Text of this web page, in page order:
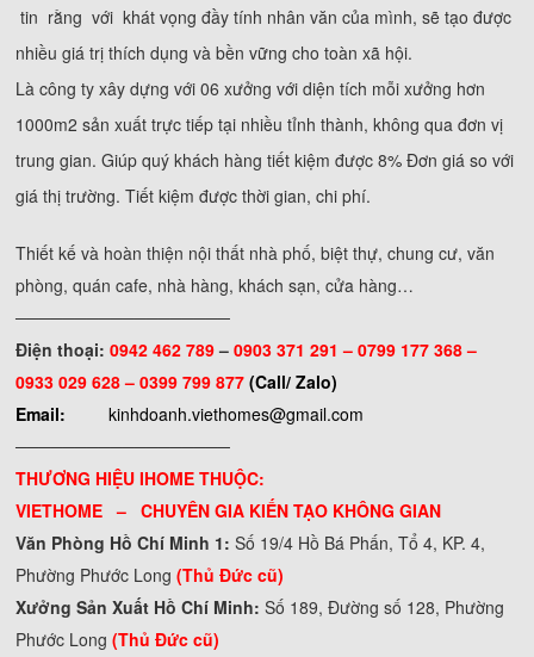
tin rằng với khát vọng đầy tính nhân văn của mình, sẽ tạo được
nhiều giá trị thích dụng và bền vững cho toàn xã hội.
Là công ty xây dựng với 06 xưởng với diện tích mỗi xưởng hơn
1000m2 sản xuất trực tiếp tại nhiều tỉnh thành, không qua đơn vị
trung gian. Giúp quý khách hàng tiết kiệm được 8% Đơn giá so với
giá thị trường. Tiết kiệm được thời gian, chi phí.
Thiết kế và hoàn thiện nội thất nhà phố, biệt thự, chung cư, văn
phòng, quán cafe, nhà hàng, khách sạn, cửa hàng…
──────────────────
Điện thoại:0942 462 789–0903 371 291 –0799 177 368 –
0933 029 628 – 0399 799 877 (Call/ Zalo)
Email:
kinhdoanh.viethomes@gmail.com
──────────────────
THƯƠNG HIỆU IHOME THUỘC:
VIETHOME – CHUYÊN GIA KIẾN TẠO KHÔNG GIAN
Văn Phòng Hồ Chí Minh 1:Số 19/4 Hồ Bá Phấn, Tổ 4, KP. 4,
Phường Phước Long(Thủ Đức cũ)
Xưởng Sản Xuất Hồ Chí Minh:Số 189, Đường số 128, Phường
Phước Long(Thủ Đức cũ)